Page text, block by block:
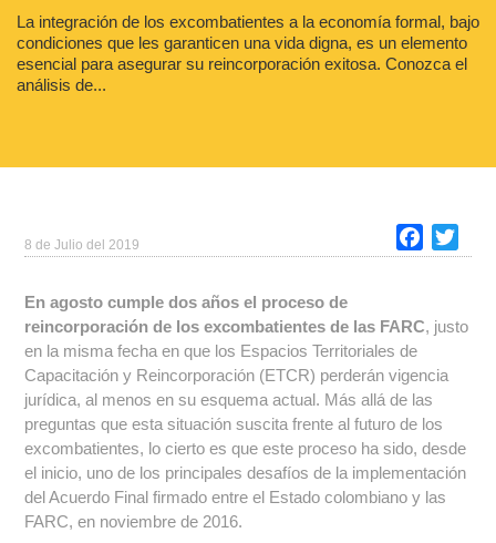
La integración de los excombatientes a la economía formal, bajo
condiciones que les garanticen una vida digna, es un elemento
esencial para asegurar su reincorporación exitosa. Conozca el
análisis de...
8 de Julio del 2019
En agosto cumple dos años el proceso de
reincorporación de los excombatientes de las FARC, justo
en la misma fecha en que los Espacios Territoriales de
Capacitación y Reincorporación (ETCR) perderán vigencia
jurídica, al menos en su esquema actual. Más allá de las
preguntas que esta situación suscita frente al futuro de los
excombatientes, lo cierto es que este proceso ha sido, desde
el inicio, uno de los principales desafíos de la implementación
del Acuerdo Final firmado entre el Estado colombiano y las
FARC, en noviembre de 2016.